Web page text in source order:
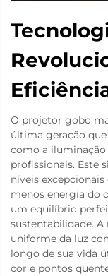
O projetor gobo
última geração
como a
profissionais. Este
níveis
menos energia do
um equilíbrio
sustentabilidade.
uniforme da luz
longo de sua vida
cor e pontos